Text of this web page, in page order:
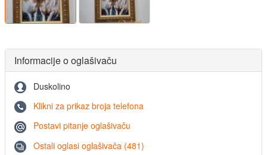
Informacije o oglašivaču
Duskolino
Klikni za prikaz broja telefona
Postavi pitanje oglašivaču
Ostali oglasi oglašivača (481)